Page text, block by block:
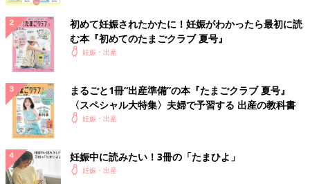
初めて妊娠されたかたに！妊娠がわかったら最初に読
む本『初めてのたまごクラブ 夏号』
妊娠・出産
まるごと1冊“出産準備”の本『たまごクラブ 夏号』
〈スペシャル大特集〉夫婦で予習する 出産の教科書
妊娠・出産
妊娠中に読みたい！3冊の「たまひよ」
妊娠・出産